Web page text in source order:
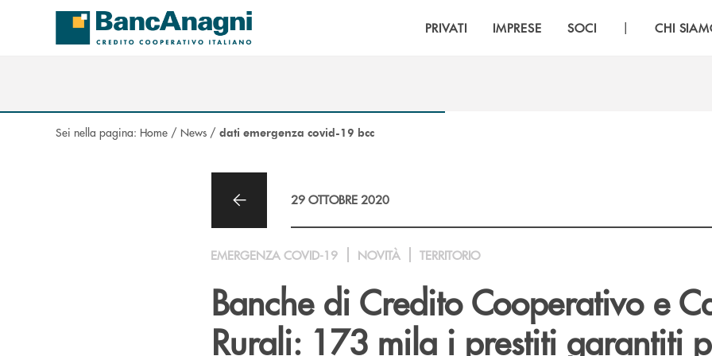
Salta al contenuto principale
PRIVATI IMPRESE SOCI | CHI
Sei nella pagina: Home / News / dati emergenza covid-19 bcc
29 OTTOBRE 2020
EMERGENZA COVID-19 NOVITÀ TERRITORIO
Banche di Credito Cooperativo e
Rurali: 173 mila i prestiti garantiti